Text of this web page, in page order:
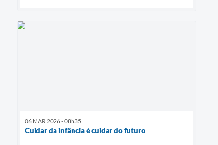
06 MAR 2026 - 08h35
Cuidar da infância é cuidar do futuro